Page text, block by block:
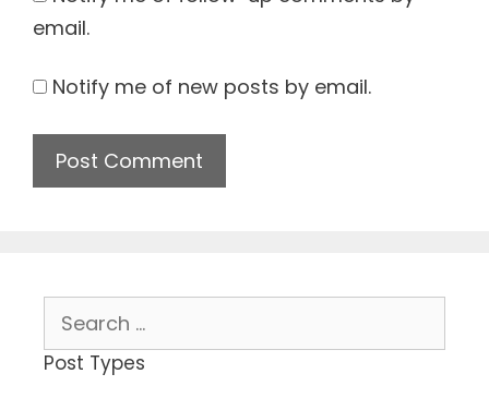
email.
Notify me of new posts by email.
for:
Post Types